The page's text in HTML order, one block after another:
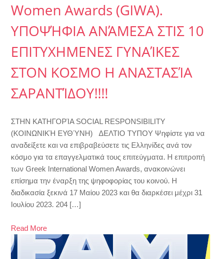
Women Awards (GIWA).
ΥΠΟΨΉΦΙΑ ΑΝΆΜΕΣΑ ΣΤΙΣ 10
ΕΠΙΤΥΧΗΜΕΝΕΣ ΓΥΝΑΊΚΕΣ
ΣΤΟΝ ΚΟΣΜΟ Η ΑΝΑΣΤΑΣΊΑ
ΣΑΡΑΝΤΊΔΟΥ!!!!
ΣΤΗΝ ΚΑΤΗΓΟΡΊΑ SOCIAL RESPONSIBILITY
(ΚΟΙΝΩΝΙΚΉ ΕΥΘΎΝΗ) ΔΕΛΤΙΟ ΤΥΠΟΥ Ψηφίστε για να
αναδείξετε και να επιβραβεύσετε τις Ελληνίδες ανά τον
κόσμο για τα επαγγελματικά τους επιτεύγματα. Η επιτροπή
των Greek International Women Awards, ανακοινώνει
επίσημα την έναρξη της ψηφοφορίας του κοινού. Η
διαδικασία ξεκινά 17 Μαίου 2023 και θα διαρκέσει μέχρι 31
Ιουλίου 2023. 204 […]
Read More